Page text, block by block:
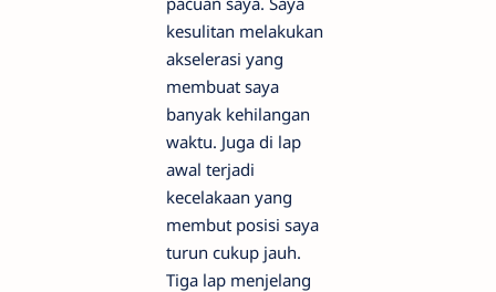
kesulitan melakukan
akselerasi yang
membuat saya
banyak kehilangan
waktu. Juga di lap
awal terjadi
kecelakaan yang
membut posisi saya
turun cukup jauh.
Tiga lap menjelang